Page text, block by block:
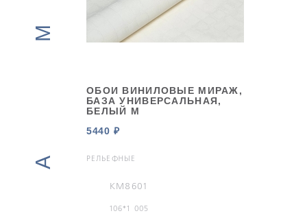
ОБОИ ВИНИЛОВЫЕ МИРАЖ,
БАЗА УНИВЕРСАЛЬНАЯ,
БЕЛЫЙ М
5440 ₽
РЕЛЬЕФНЫЕ
KM8601
106*1 005